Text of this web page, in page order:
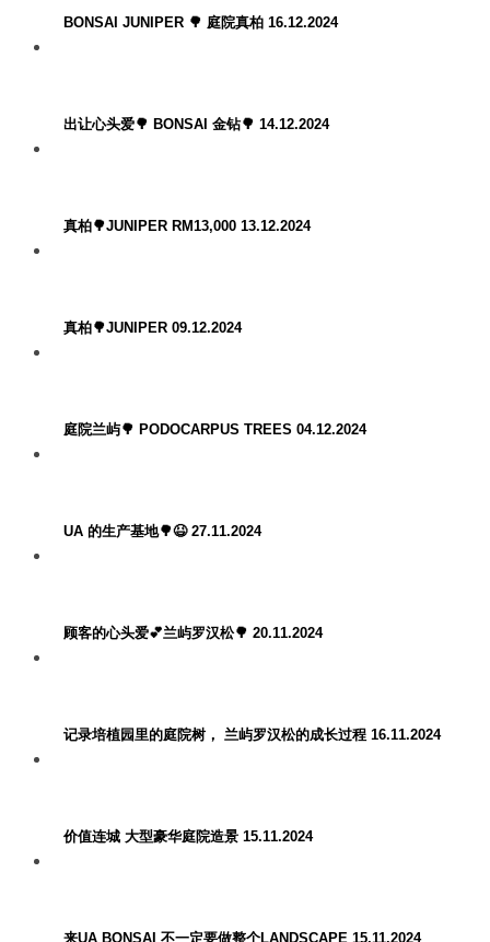
BONSAI JUNIPER 🌳 庭院真柏 16.12.2024
出让心头爱🌳 BONSAI 金钻🌳 14.12.2024
真柏🌳JUNIPER RM13,000 13.12.2024
真柏🌳JUNIPER 09.12.2024
庭院兰屿🌳 PODOCARPUS TREES 04.12.2024
UA 的生产基地🌳😆 27.11.2024
顾客的心头爱💕兰屿罗汉松🌳 20.11.2024
记录培植园里的庭院树， 兰屿罗汉松的成长过程 16.11.2024
价值连城 大型豪华庭院造景 15.11.2024
来UA BONSAI 不一定要做整个LANDSCAPE 15.11.2024